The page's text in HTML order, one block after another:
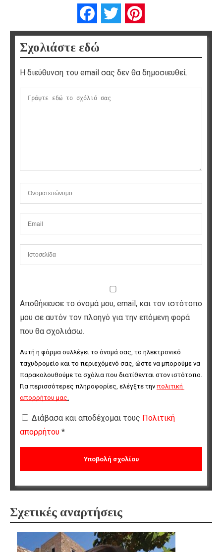
FacebookTwitter
Σχολιάστε εδώ
Η διεύθυνση του email σας δεν θα δημοσιευθεί.
Αποθήκευσε το όνομά μου, email, και τον ιστότοπο
μου σε αυτόν τον πλοηγό για την επόμενη φορά
που θα σχολιάσω.
Αυτή η φόρμα συλλέγει το όνομά σας, το ηλεκτρονικό
ταχυδρομείο και το περιεχόμενό σας, ώστε να μπορούμε να
παρακολουθούμε τα σχόλια που διατίθενται στον ιστότοπο.
Για περισσότερες πληροφορίες, ελέγξτε την πολιτική
απορρήτου μας.
Διάβασα και αποδέχομαι τους Πολιτική
απορρήτου *
Σχετικές αναρτήσεις